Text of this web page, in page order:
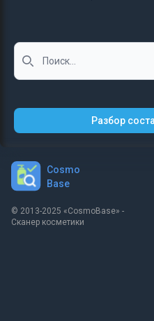
Search
Разбор
Cosmo
Base
© 2013-2025 «СosmoBase» -
Сканер косметики